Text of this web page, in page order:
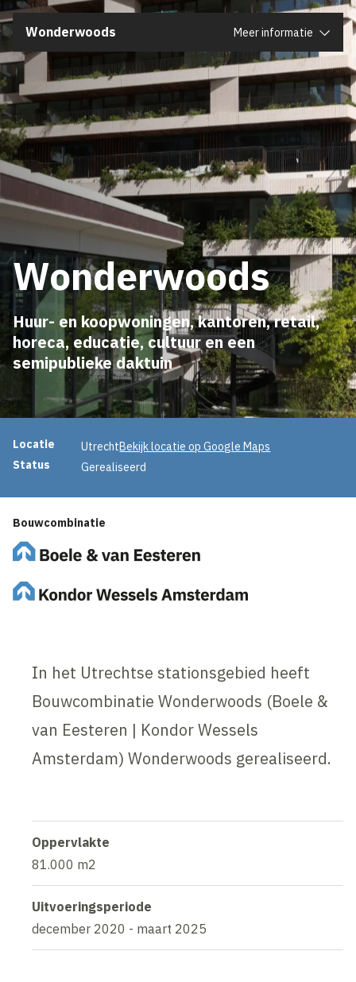
Wonderwoods Meer informatie
Wonderwoods
Huur- en koopwoningen, kantoren, retail,
horeca, educatie, cultuur en een
semipublieke daktuin
Projectinformatie
Locatie UtrechtBekijk locatie op Google Maps
Status
Gerealiseerd
Bouwcombinatie
In het Utrechtse stationsgebied heeft
Bouwcombinatie Wonderwoods (Boele &
van Eesteren | Kondor Wessels
Amsterdam) Wonderwoods gerealiseerd.
Oppervlakte
81.000 m2
Uitvoeringsperiode
december 2020 - maart 2025
Sluiten